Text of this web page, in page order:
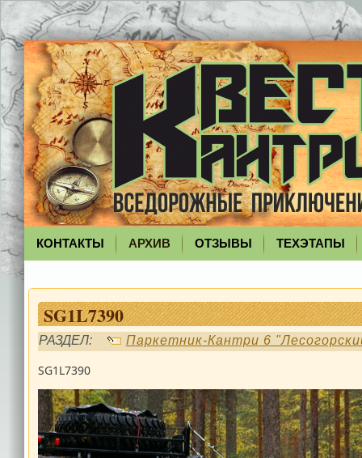
КОНТАКТЫ АРХИВ ОТЗЫВЫ ТЕХЭТАПЫ
SG1L7390
РАЗДЕЛ: Паркетник-Кантри 6
SG1L7390